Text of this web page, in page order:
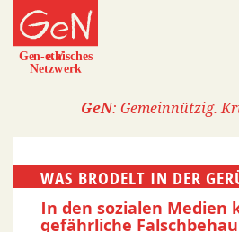
Direkt
zum
Inhalt
GeN: Gemeinnützig.
WAS BRODELT IN DER
In den sozialen Medien
gefährliche